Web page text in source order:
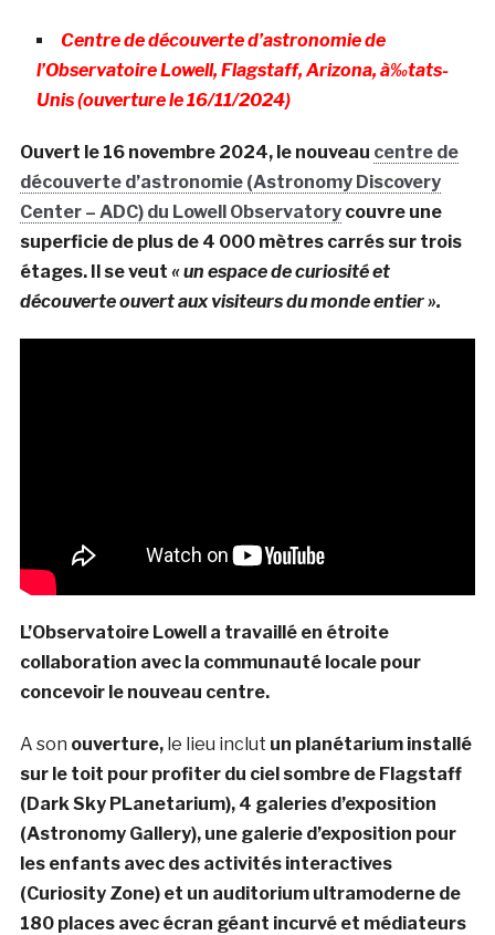
Centre de découverte d’astronomie de
l’Observatoire Lowell, Flagstaff, Arizona, à‰tats-
Unis (ouverture le 16/11/2024)
Ouvert le 16 novembre 2024, le nouveau centre de
découverte d’astronomie (Astronomy Discovery
Center – ADC) du Lowell Observatorycouvre une
superficie de plus de 4 000 mètres carrés sur trois
étages. Il se veut « un espace de curiosité et
découverte ouvert aux visiteurs du monde entier ».
L’Observatoire Lowell a travaillé en étroite
collaboration avec la communauté locale pour
concevoir le nouveau centre.
A son ouverture, le lieu inclut un planétarium installé
sur le toit pour profiter du ciel sombre de Flagstaff
(Dark Sky PLanetarium), 4 galeries d’exposition
(Astronomy Gallery), une galerie d’exposition pour
les enfants avec des activités interactives
(Curiosity Zone) et un auditorium ultramoderne de
180 places avec écran géant incurvé et médiateurs